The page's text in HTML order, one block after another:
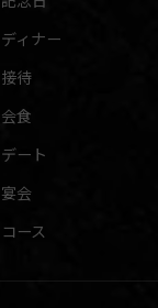
ディナー
接待
会食
デート
宴会
コース